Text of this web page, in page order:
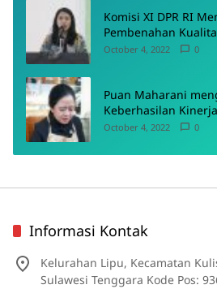
Komisi XI DPR RI
Pembenahan
October 4, 2022 0
Puan Maharani
Keberhasilan
Tugas Pokoknya
October 4, 2022 0
Informasi Kontak
Kelurahan Lipu, Kecamatan
Sulawesi Tenggara Kode Pos: